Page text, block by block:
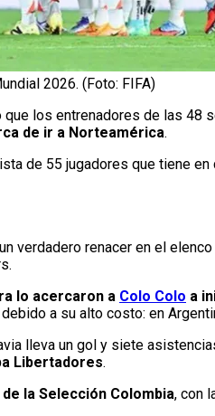
2026. (Foto: FIFA)
que los entrenadores de las 48
de ir a Norteamérica.
de 55 jugadores que tiene
verdadero renacer en el
lo acercaron a Colo Colo a
a su alto costo: en
lleva un gol y siete
Libertadores.
la Selección Colombia, con